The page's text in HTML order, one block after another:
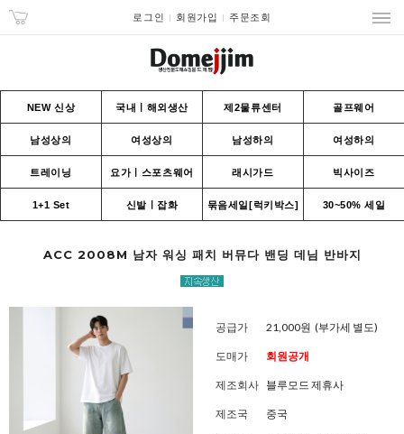
로그인 회원가입 주문조회
NEW 신상 국내ㅣ해외생산 제2물류센터 골프웨어
남성상의 여성상의 남성하의 여성하의
트레이닝 요가ㅣ스포츠웨어 래시가드 빅사이즈
1+1 Set 신발ㅣ잡화 묶음세일[럭키박스] 30~50% 세일
ACC 2008M 남자 워싱 패치 버뮤다 밴딩 데님 반바지
공급가 21,000원 (부가세 별도)
도매가 회원공개
제조회사 블루모드 제휴사
제조국 중국